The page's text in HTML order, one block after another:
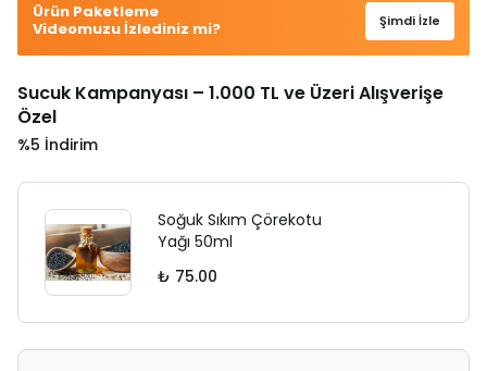
Ürün Paketleme
Videomuzu İzlediniz mi?
Şimdi İzle
Sucuk Kampanyası – 1.000 TL ve Üzeri Alışverişe
Özel
%5 İndirim
Soğuk Sıkım Çörekotu
Yağı 50ml
₺ 75.00